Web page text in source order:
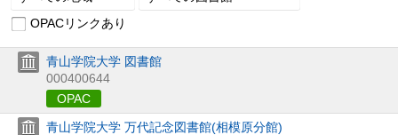
OPACリンクあり
青山学院大学 図書館
000400644
OPAC
青山学院大学 万代記念図書館(相模原分館)